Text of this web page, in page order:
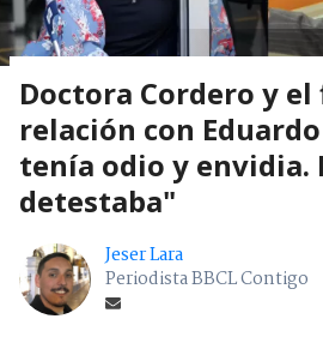
Doctora Cordero y el
relación con
tenía odio y envidia.
detestaba"
Jeser Lara
Periodista BBCL Contigo